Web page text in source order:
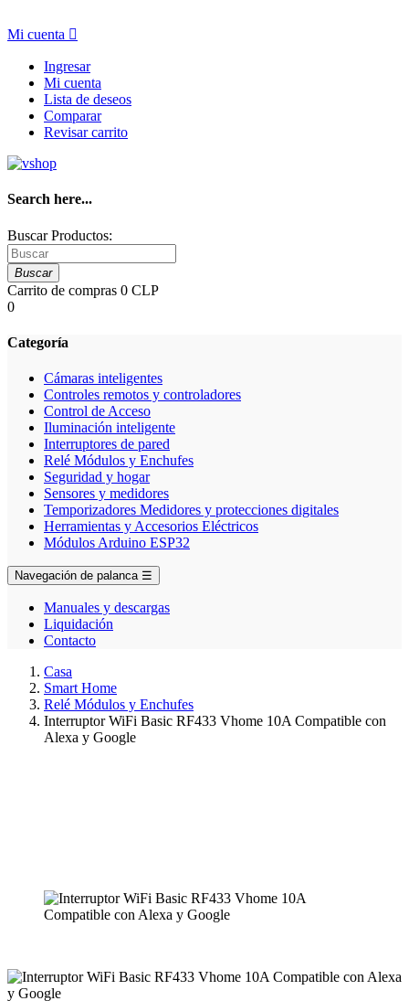
Mi cuenta 
Ingresar
Mi cuenta
Lista de deseos
Comparar
Revisar carrito
Search here...
Buscar Productos:
Buscar
Carrito de compras 0 CLP
0
Categoría
Cámaras inteligentes
Controles remotos y controladores
Control de Acceso
Iluminación inteligente
Interruptores de pared
Relé Módulos y Enchufes
Seguridad y hogar
Sensores y medidores
Temporizadores Medidores y protecciones digitales
Herramientas y Accesorios Eléctricos
Módulos Arduino ESP32
Navegación de palanca ☰
Manuales y descargas
Liquidación
Contacto
Casa
Smart Home
Relé Módulos y Enchufes
Interruptor WiFi Basic RF433 Vhome 10A Compatible con
Alexa y Google